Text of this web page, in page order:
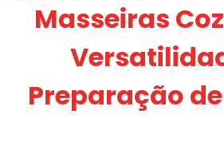
Masseiras
Preparação